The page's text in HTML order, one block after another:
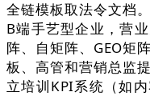
全链模板取法令文档
B端手艺型企业，营
阵、自矩阵、GEO矩
板、高管和营销总监
立培训KPI系统（如